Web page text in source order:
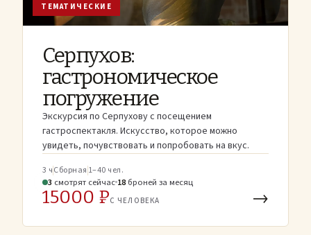
ТЕМАТИЧЕСКИЕ
Серпухов:
гастрономическое
погружение
Экскурсия по Серпухову с посещением
гастроспектакля. Искусство, которое можно
увидеть, почувствовать и попробовать на вкус.
3 чСборная 1–40 чел.
3 смотрят сейчас 18 броней за месяц
15000 ₽С ЧЕЛОВЕКА →